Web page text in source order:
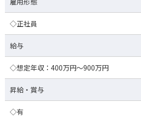
◇正社員
給与
◇想定年収：400万円～900万円
昇給・賞与
◇有